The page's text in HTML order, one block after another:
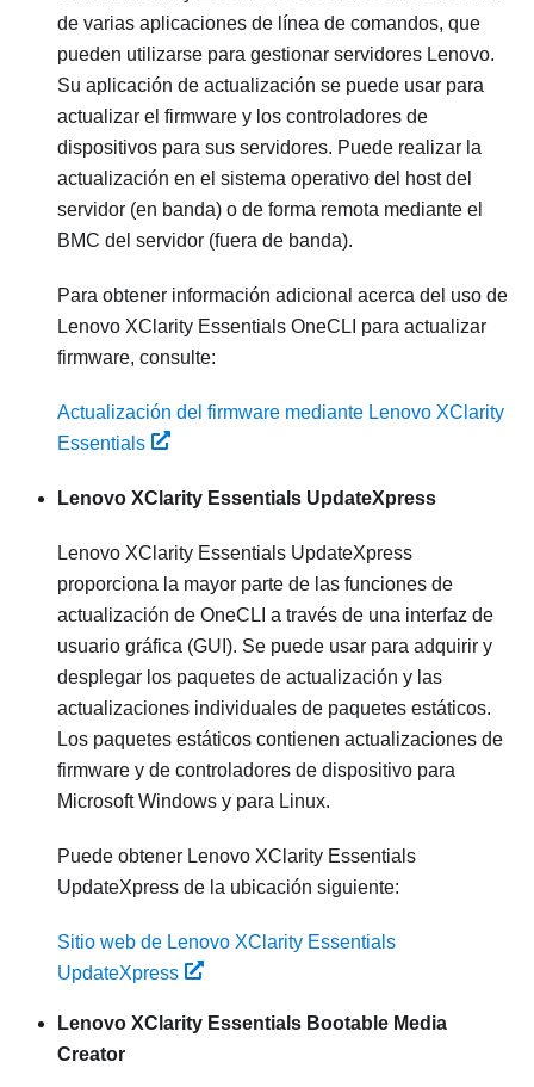
de varias aplicaciones de línea de comandos, que
pueden utilizarse para gestionar servidores Lenovo.
Su aplicación de actualización se puede usar para
actualizar el firmware y los controladores de
dispositivos para sus servidores. Puede realizar la
actualización en el sistema operativo del host del
servidor (en banda) o de forma remota mediante el
BMC del servidor (fuera de banda).
Para obtener información adicional acerca del uso de
Lenovo XClarity Essentials OneCLI para actualizar
firmware, consulte:
Actualización del firmware mediante Lenovo XClarity
Essentials
Lenovo XClarity Essentials UpdateXpress
Lenovo XClarity Essentials UpdateXpress
proporciona la mayor parte de las funciones de
actualización de OneCLI a través de una interfaz de
usuario gráfica (GUI). Se puede usar para adquirir y
desplegar los paquetes de actualización y las
actualizaciones individuales de paquetes estáticos.
Los paquetes estáticos contienen actualizaciones de
firmware y de controladores de dispositivo para
Microsoft Windows y para Linux.
Puede obtener Lenovo XClarity Essentials
UpdateXpress de la ubicación siguiente:
Sitio web de Lenovo XClarity Essentials
UpdateXpress
Lenovo XClarity Essentials Bootable Media
Creator